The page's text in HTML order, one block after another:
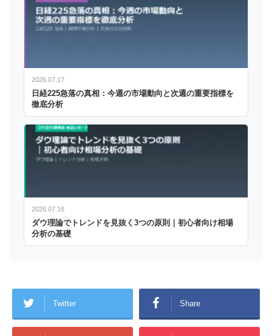
2026.07.17
日経225急落の真相：今週の市場動向と次週の重要指標を
徹底分析
2026.07.16
ダウ理論でトレンドを見抜く3つの原則｜初心者向け相場
分析の基礎
Twitter Share